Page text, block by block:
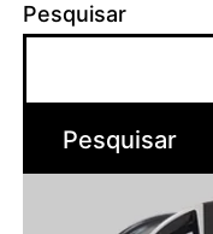
Pesquisar
Pesquisar